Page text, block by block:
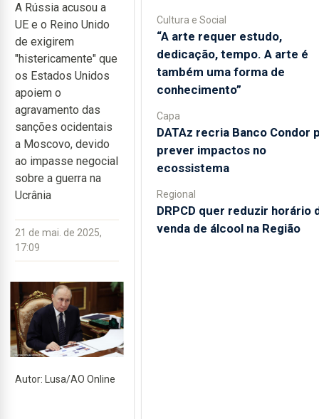
A Rússia acusou a
UE e o Reino Unido
de exigirem
"histericamente" que
os Estados Unidos
apoiem o
agravamento das
sanções ocidentais
a Moscovo, devido
ao impasse negocial
sobre a guerra na
Ucrânia
21 de mai. de 2025,
17:09
Autor: Lusa/AO Online
Cultura e Social
“A arte requer estudo,
dedicação, tempo. A arte é
também uma forma de
conhecimento”
Capa
DATAz recria Banco Condor
prever impactos no
ecossistema
Regional
DRPCD quer reduzir horário
venda de álcool na Região